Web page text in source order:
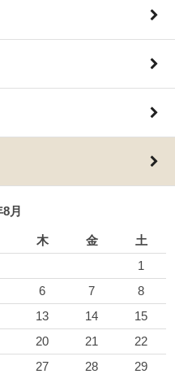
月
木 金
土
1
6 7
8
13 14
15
20 21
22
27 28
29